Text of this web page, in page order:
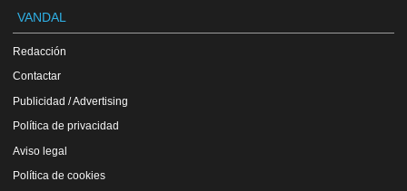
VANDAL
Redacción
Contactar
Publicidad / Advertising
Política de privacidad
Aviso legal
Política de cookies